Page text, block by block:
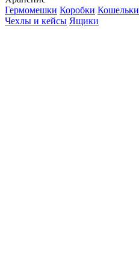
Гермомешки Коробки Кошельки
Чехлы и кейсы Ящики